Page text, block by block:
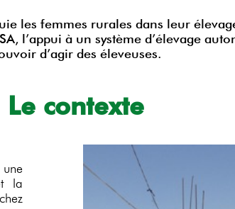
les femmes rurales dans leur
l’appui à un système d’élevage
d’agir des éleveuses.
Le contexte
la